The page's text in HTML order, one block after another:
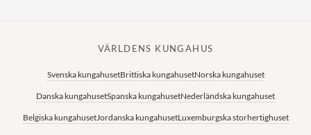
VÄRLDENS KUNGAHUS
Svenska kungahusetBrittiska kungahusetNorska kungahuset
Danska kungahusetSpanska kungahusetNederländska kungahuset
Belgiska kungahusetJordanska kungahusetLuxemburgska storhertighuset